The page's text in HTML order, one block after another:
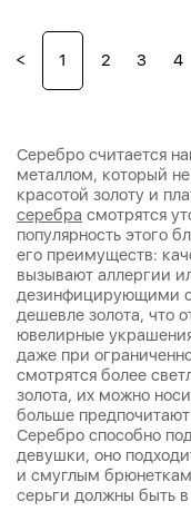
< 1 2 3 4
Серебро считается
металлом, который
красотой золоту и
серебра смотрятся
популярность этого
его преимуществ:
вызывают аллергии
дезинфицирующими
дешевле золота, что
ювелирные
даже при
смотрятся более
золота, их можно
больше
Серебро способно
девушки, оно
и смуглым
серьги должны быть